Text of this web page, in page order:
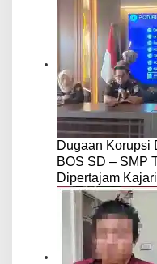
Dugaan Korupsi
BOS SD – SMP
Dipertajam